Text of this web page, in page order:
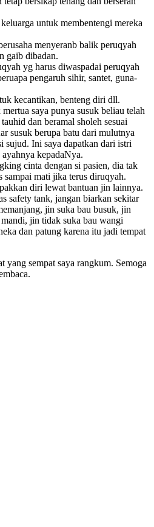
untuk membentengi mereka
menyeranb balik peruqyah
gaib dibadan.
yg harus diwaspadai peruqyah
pengaruh sihir, santet, guna-
kecantikan, benteng diri dll.
saya punya susuk beliau telah
dan beramal sholeh sesuai
susuk berupa batu dari mulutnya
sujud. Ini saya dapatkan dari istri
kepadaNya.
cinta dengan si pasien, dia tak
sampai mati jika terus diruqyah.
diri lewat bantuan jin lainnya.
safety tank, jangan biarkan sekitar
jin suka bau busuk, jin
jin tidak suka bau wangi
dan patung karena itu jadi tempat
yang sempat saya rangkum. Semoga